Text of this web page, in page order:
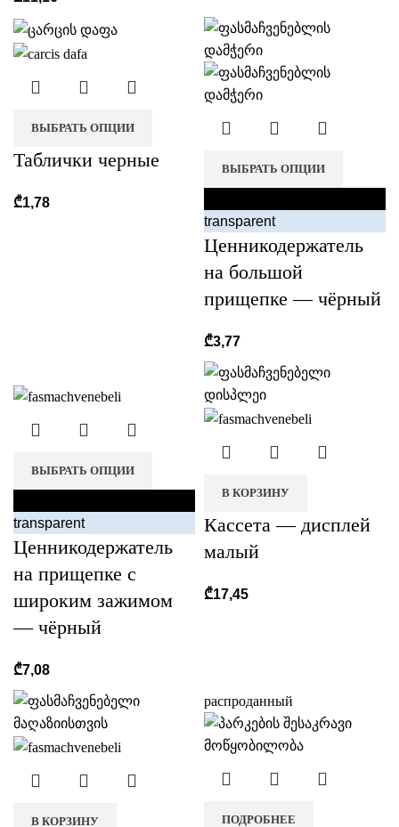
ВЫБРАТЬ ОПЦИИ
Таблички черные
₾1,78
ВЫБРАТЬ ОПЦИИ
transparent
Ценникодержатель
на большой
прищепке — чёрный
₾3,77
ВЫБРАТЬ ОПЦИИ
transparent
Ценникодержатель
на прищепке с
широким зажимом
— чёрный
₾7,08
В КОРЗИНУ
Кассета — дисплей
малый
₾17,45
В КОРЗИНУ
распроданный
ПОДРОБНЕЕ